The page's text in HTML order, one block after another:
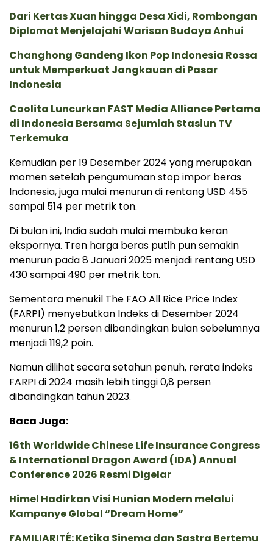
Dari Kertas Xuan hingga Desa Xidi, Rombongan
Diplomat Menjelajahi Warisan Budaya Anhui
Changhong Gandeng Ikon Pop Indonesia Rossa
untuk Memperkuat Jangkauan di Pasar
Indonesia
Coolita Luncurkan FAST Media Alliance Pertama
di Indonesia Bersama Sejumlah Stasiun TV
Terkemuka
Kemudian per 19 Desember 2024 yang merupakan
momen setelah pengumuman stop impor beras
Indonesia, juga mulai menurun di rentang USD 455
sampai 514 per metrik ton.
Di bulan ini, India sudah mulai membuka keran
ekspornya. Tren harga beras putih pun semakin
menurun pada 8 Januari 2025 menjadi rentang USD
430 sampai 490 per metrik ton.
Sementara menukil The FAO All Rice Price Index
(FARPI) menyebutkan Indeks di Desember 2024
menurun 1,2 persen dibandingkan bulan sebelumnya
menjadi 119,2 poin.
Namun dilihat secara setahun penuh, rerata indeks
FARPI di 2024 masih lebih tinggi 0,8 persen
dibandingkan tahun 2023.
Baca Juga:
16th Worldwide Chinese Life Insurance Congress
& International Dragon Award (IDA) Annual
Conference 2026 Resmi Digelar
Himel Hadirkan Visi Hunian Modern melalui
Kampanye Global “Dream Home”
FAMILIARITÉ: Ketika Sinema dan Sastra Bertemu